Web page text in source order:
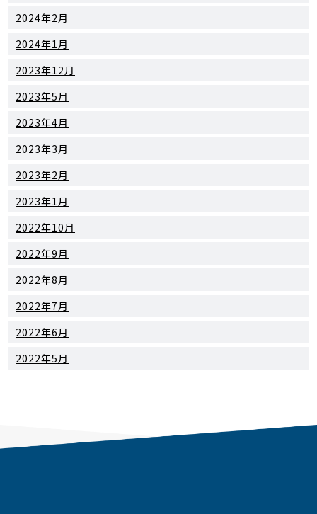
2024年2月
2024年1月
2023年12月
2023年5月
2023年4月
2023年3月
2023年2月
2023年1月
2022年10月
2022年9月
2022年8月
2022年7月
2022年6月
2022年5月